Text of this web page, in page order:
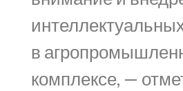
в
комплексе, —